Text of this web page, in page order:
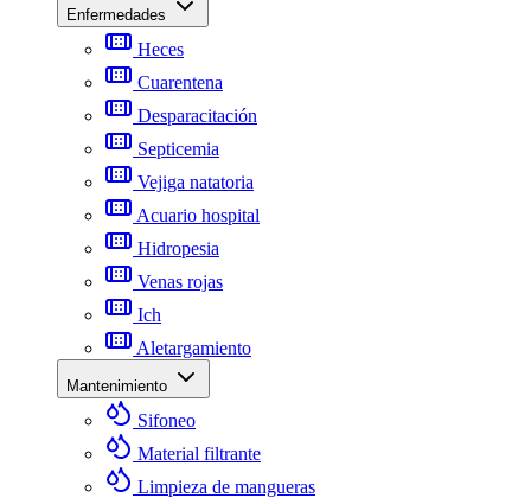
Enfermedades
Heces
Cuarentena
Desparacitación
Septicemia
Vejiga natatoria
Acuario hospital
Hidropesia
Venas rojas
Ich
Aletargamiento
Mantenimiento
Sifoneo
Material filtrante
Limpieza de mangueras